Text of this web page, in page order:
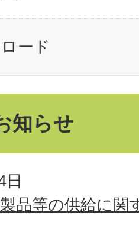
ード
知らせ
日
品等の供給に関